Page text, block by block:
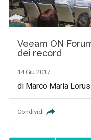
Veeam ON
dei record
14 Giu 2017
di Marco Maria
Condividi